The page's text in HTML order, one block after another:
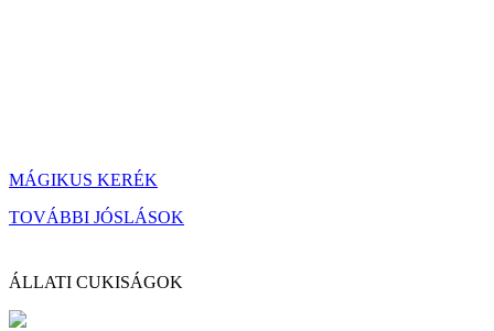
MÁGIKUS KERÉK
TOVÁBBI JÓSLÁSOK
ÁLLATI CUKISÁGOK